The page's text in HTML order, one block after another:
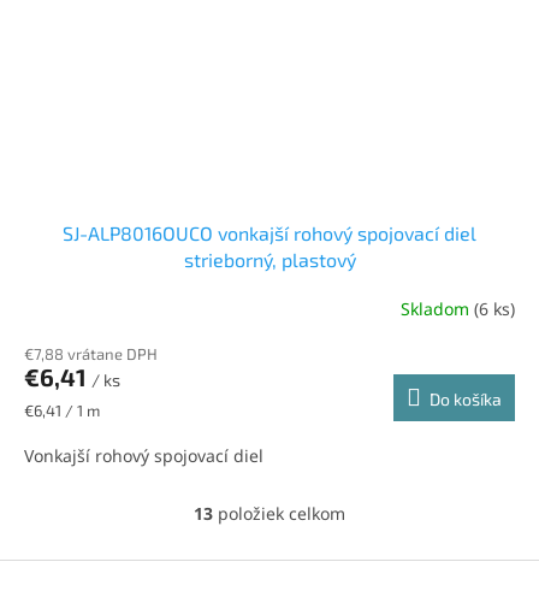
SJ-ALP8016OUCO vonkajší rohový spojovací diel
strieborný, plastový
Skladom (6 ks)
€7,88 vrátane DPH
€6,41 / ks
Jednotková
€6,41 / 1 m
Do košíka
Vonkajší rohový spojovací diel
O
l
13 položiek celkom